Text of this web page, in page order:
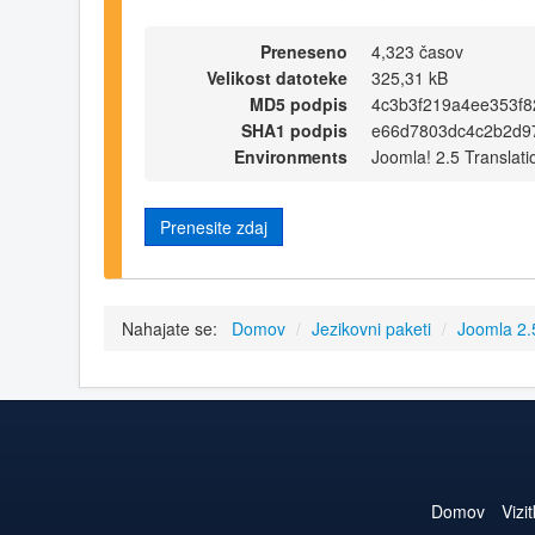
Preneseno
4,323 časov
Velikost datoteke
325,31 kB
MD5 podpis
SHA1 podpis
Environments
Joomla! 2.5
Prenesite zdaj
Nahajate se: Domov / Jezikovni paketi / Joomla
Domov